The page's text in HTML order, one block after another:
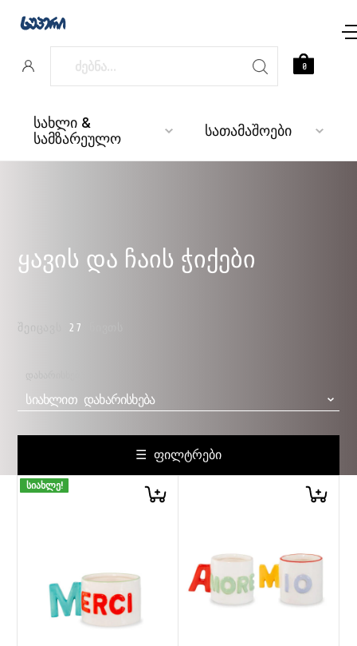
სახლი &
სამზარეულო სათამაშოები
0
ყავის და ჩაის ჭიქები
ᲨᲔᲘᲪᲐᲕᲡ 27
ᲡᲘᲐᲮᲚᲘᲗ ᲓᲐᲮᲐᲠᲘᲡᲮᲔᲑᲐ
☰ ᲤᲘᲚᲢᲠᲔᲑᲘ
სიახლე!